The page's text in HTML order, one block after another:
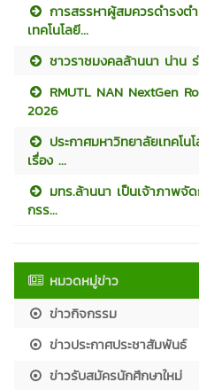
การสรรหาผู้สมควรดำรงต
เทคโนโลยี...
ชาวราชมงคลล้านนา น่าน
RMUTL NAN NextGen
2026
ประกาศมหาวิทยาลัยเทคโ
เรื่อง ...
มทร.ล้านนา เป็นเจ้าภาพจั
กรร...
หมวดหมู่ข่าว
ข่าวกิจกรรม
ข่าวประกาศประชาสัมพันธ์
ข่าวรับสมัครนักศึกษาใหม่